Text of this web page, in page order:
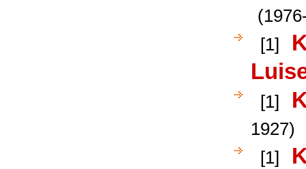
[1]
[1]
1927)
[1]